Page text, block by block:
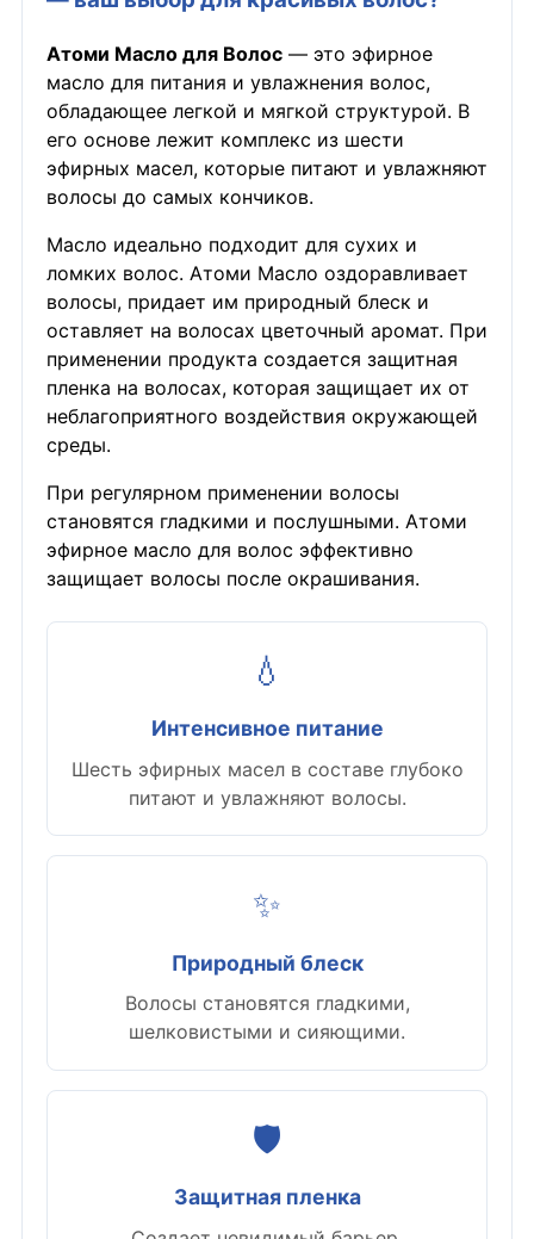
Атоми Масло для Волос — это эфирное
масло для питания и увлажнения волос,
обладающее легкой и мягкой структурой. В
его основе лежит комплекс из шести
эфирных масел, которые питают и увлажняют
волосы до самых кончиков.
Масло идеально подходит для сухих и
ломких волос. Атоми Масло оздоравливает
волосы, придает им природный блеск и
оставляет на волосах цветочный аромат. При
применении продукта создается защитная
пленка на волосах, которая защищает их от
неблагоприятного воздействия окружающей
среды.
При регулярном применении волосы
становятся гладкими и послушными. Атоми
эфирное масло для волос эффективно
защищает волосы после окрашивания.
💧
Интенсивное питание
Шесть эфирных масел в составе глубоко
питают и увлажняют волосы.
✨
Природный блеск
Волосы становятся гладкими,
шелковистыми и сияющими.
🛡️
Защитная пленка